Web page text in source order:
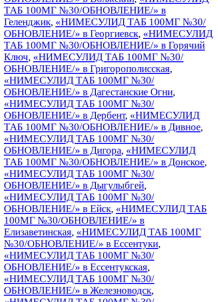
ТАБ 100МГ №30/ОБНОВЛЕНИЕ/» в
Геленджик, «НИМЕСУЛИД ТАБ 100МГ №30/
ОБНОВЛЕНИЕ/» в Георгиевск, «НИМЕСУЛИД
ТАБ 100МГ №30/ОБНОВЛЕНИЕ/» в Горячий
Ключ, «НИМЕСУЛИД ТАБ 100МГ №30/
ОБНОВЛЕНИЕ/» в Григорополисская,
«НИМЕСУЛИД ТАБ 100МГ №30/
ОБНОВЛЕНИЕ/» в Дагестанские Огни,
«НИМЕСУЛИД ТАБ 100МГ №30/
ОБНОВЛЕНИЕ/» в Дербент, «НИМЕСУЛИД
ТАБ 100МГ №30/ОБНОВЛЕНИЕ/» в Дивное,
«НИМЕСУЛИД ТАБ 100МГ №30/
ОБНОВЛЕНИЕ/» в Дигора, «НИМЕСУЛИД
ТАБ 100МГ №30/ОБНОВЛЕНИЕ/» в Донское,
«НИМЕСУЛИД ТАБ 100МГ №30/
ОБНОВЛЕНИЕ/» в Дыгулыбгей,
«НИМЕСУЛИД ТАБ 100МГ №30/
ОБНОВЛЕНИЕ/» в Ейск, «НИМЕСУЛИД ТАБ
100МГ №30/ОБНОВЛЕНИЕ/» в
Елизаветинская, «НИМЕСУЛИД ТАБ 100МГ
№30/ОБНОВЛЕНИЕ/» в Ессентуки,
«НИМЕСУЛИД ТАБ 100МГ №30/
ОБНОВЛЕНИЕ/» в Ессентукская,
«НИМЕСУЛИД ТАБ 100МГ №30/
ОБНОВЛЕНИЕ/» в Железноводск,